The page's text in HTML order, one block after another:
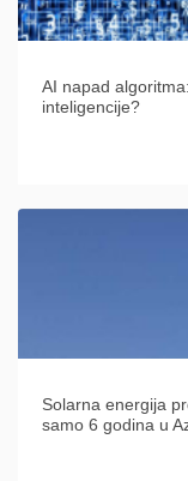
AI napad
inteligencije?
Solarna energija
samo 6 godina u